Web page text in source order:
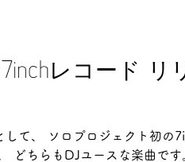
レコード リ
て、 ソロプロジェクト初の
どちらもDJユースな楽曲です